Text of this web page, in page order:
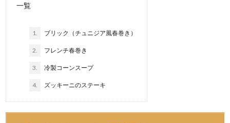
一覧
1. ブリック（チュニジア風春巻き）
2. フレンチ春巻き
3. 冷製コーンスープ
4. ズッキーニのステーキ